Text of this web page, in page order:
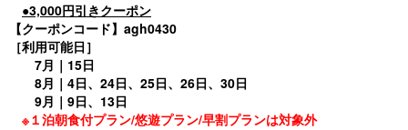
●3,000円引きクーポン
【クーポンコード】agh0430
［利用可能日］
7月｜15日
8月｜4日、24日、25日、26日、30日
9月｜9日、13日
※１泊朝食付プラン/悠遊プラン/早割プランは対象外